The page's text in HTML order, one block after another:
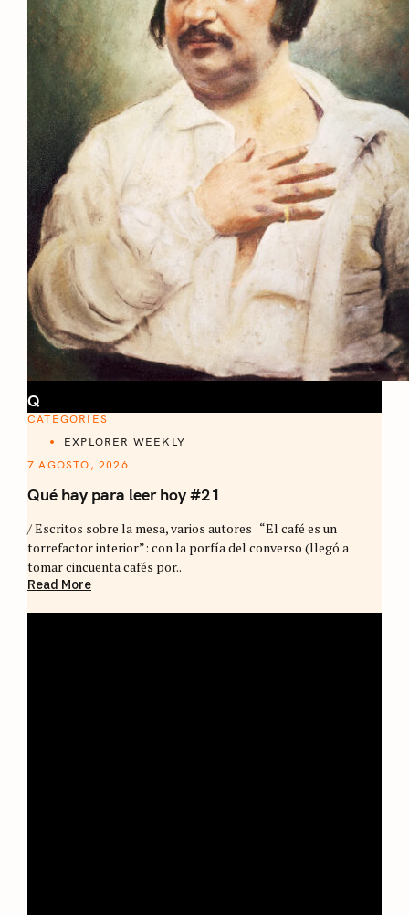
Q
CATEGORIES
EXPLORER WEEKLY
7 AGOSTO, 2026
Qué hay para leer hoy #21
/ Escritos sobre la mesa, varios autores “El café es un
torrefactor interior”: con la porfía del converso (llegó a
tomar cincuenta cafés por..
Read More